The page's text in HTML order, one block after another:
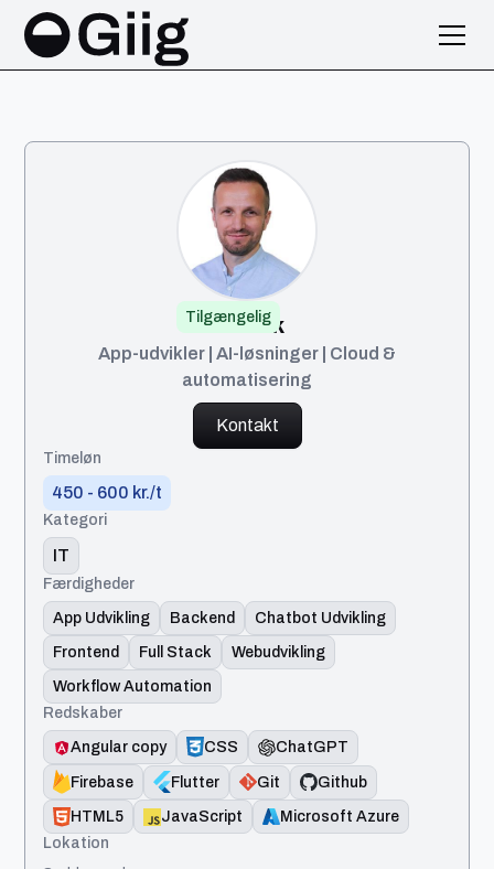
Tilgængelig
Besnik
App-udvikler | AI-løsninger | Cloud &
automatisering
Kontakt
Timeløn
450 - 600 kr./t
Kategori
IT
Færdigheder
App Udvikling
Backend
Chatbot Udvikling
Frontend
Full Stack
Webudvikling
Workflow Automation
Redskaber
Angular copy
CSS
ChatGPT
Firebase
Flutter Git
Github
HTML5
JavaScript
Microsoft Azure
Lokation